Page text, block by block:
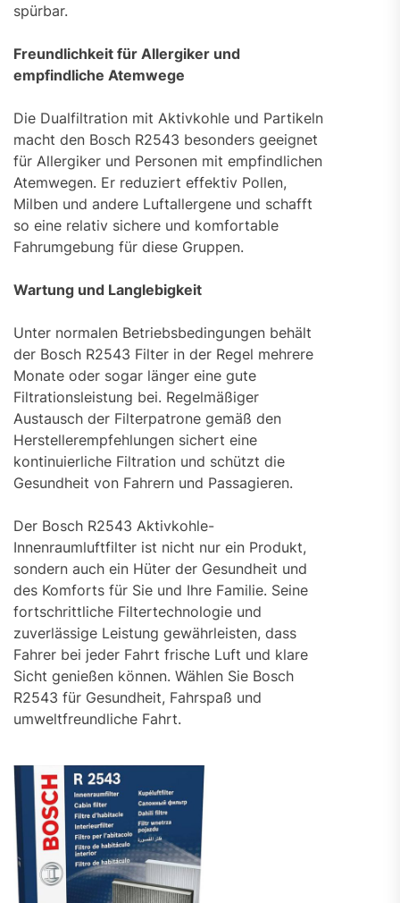
spürbar.
Freundlichkeit für Allergiker und
empfindliche Atemwege
Die Dualfiltration mit Aktivkohle und Partikeln
macht den Bosch R2543 besonders geeignet
für Allergiker und Personen mit empfindlichen
Atemwegen. Er reduziert effektiv Pollen,
Milben und andere Luftallergene und schafft
so eine relativ sichere und komfortable
Fahrumgebung für diese Gruppen.
Wartung und Langlebigkeit
Unter normalen Betriebsbedingungen behält
der Bosch R2543 Filter in der Regel mehrere
Monate oder sogar länger eine gute
Filtrationsleistung bei. Regelmäßiger
Austausch der Filterpatrone gemäß den
Herstellerempfehlungen sichert eine
kontinuierliche Filtration und schützt die
Gesundheit von Fahrern und Passagieren.
Der Bosch R2543 Aktivkohle-
Innenraumluftfilter ist nicht nur ein Produkt,
sondern auch ein Hüter der Gesundheit und
des Komforts für Sie und Ihre Familie. Seine
fortschrittliche Filtertechnologie und
zuverlässige Leistung gewährleisten, dass
Fahrer bei jeder Fahrt frische Luft und klare
Sicht genießen können. Wählen Sie Bosch
R2543 für Gesundheit, Fahrspaß und
umweltfreundliche Fahrt.